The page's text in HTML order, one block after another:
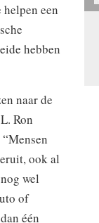
een
hebben
naar de
Ron
ook al
wel
of
één